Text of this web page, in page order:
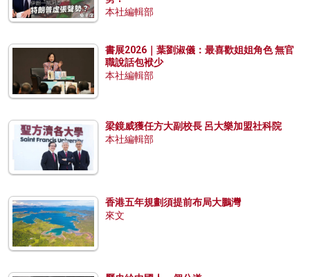
本社編輯部
書展2026｜葉劉淑儀：最喜歡姐姐角色 無官
職說話包袱少
本社編輯部
梁鏡威獲任方大副校長 呂大樂加盟社科院
本社編輯部
香港五年規劃須提前布局大鵬灣
來文